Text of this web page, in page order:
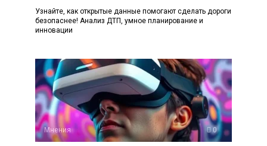
Узнайте, как открытые данные помогают сделать дороги
безопаснее! Анализ ДТП, умное планирование и
инновации
Мнения 0